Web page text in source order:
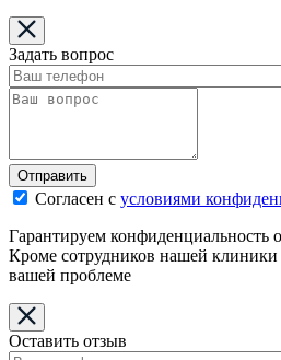
Задать вопрос
Отправить
Согласен с условиями
Гарантируем конфиденциальность
Кроме сотрудников нашей клиники
вашей проблеме
Оставить отзыв